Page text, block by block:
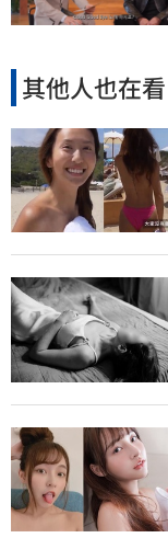
其他人也在看